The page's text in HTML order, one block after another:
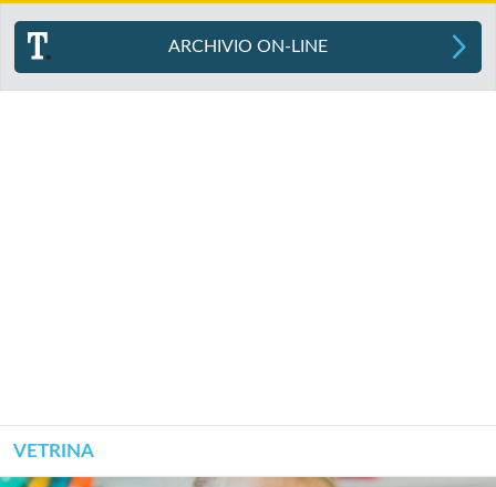
ARCHIVIO ON-LINE
VETRINA